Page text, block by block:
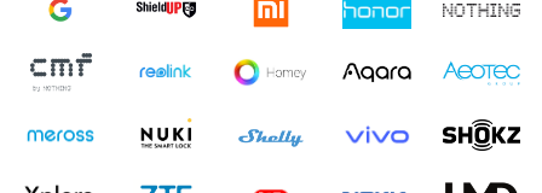
SAMSUNG GALAXY
WATCH ULTRA2
SAMSUNG GALAXY
WATCH9